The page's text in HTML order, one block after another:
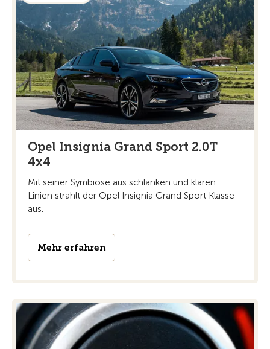
Opel Insignia Grand Sport 2.0T
4x4
Mit seiner Symbiose aus schlanken und klaren
Linien strahlt der Opel Insignia Grand Sport Klasse
aus.
Mehr erfahren